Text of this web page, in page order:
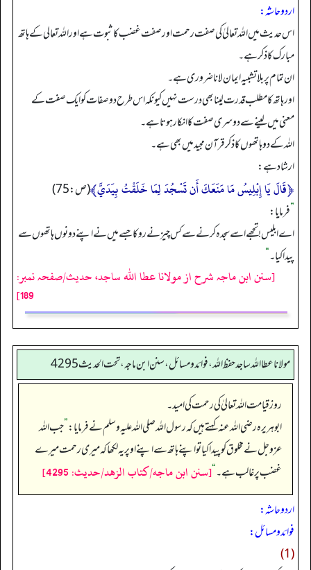
اردو حاشہ:
اس حدیث میں اللہ تعالیٰ کی صفت رحمت اور صفت غضب کا ثبوت ہے اور اللہ تعالی کے ہاتھ
مبارک کا ذکر ہے۔
ان تمام پر بلا تشبیہ ایمان لانا ضروری ہے۔
اور ہاتھ کا مطلب قدرت لینا بھی درست نہیں کیونکہ اس طرح دو صفات کو ایک صفت کے
معنی میں لینے سے دوسری صفت کا انکار ہوتا ہے۔
اللہ کے دو ہاتھوں کا ذکر قرآن مجید میں بھی ہے۔
ارشاد ہے:
﴿قَالَ يَا إِبْلِيسُ مَا مَنَعَكَ أَن تَسْجُدَ لِمَا خَلَقْتُ بِيَدَيَّ﴾(ص: 75)
”فرمایا:
اے ابلیس! تجھے اسے سجدہ کرنے سے کس چیز نے روکا جسے میں نے اپنے دونوں ہاتھوں سے
پیدا کیا۔“
[سنن ابن ماجہ شرح از مولانا عطا الله ساجد، حدیث/صفحہ نمبر:
189]
مولانا عطا الله ساجد حفظ الله، فوائد و مسائل، سنن ابن ماجه، تحت الحديث4295
روز قیامت اللہ تعالیٰ کی رحمت کی امید۔
ابوہریرہ رضی اللہ عنہ کہتے ہیں کہ رسول اللہ صلی اللہ علیہ وسلم نے فرمایا:”جب اللہ
عزوجل نے مخلوق کو پیدا کیا تو اپنے ہاتھ سے اپنے اوپر یہ لکھا کہ میری رحمت میرے
غضب پر غالب ہے۔‏‏‏‏“[سنن ابن ماجه/كتاب الزهد/حدیث: 4295]
اردو حاشہ:
فوائد و مسائل:
(1)